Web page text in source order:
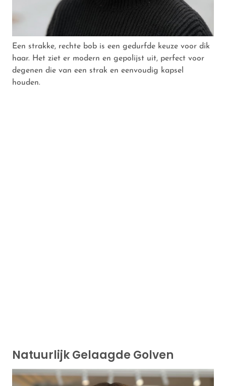
Een strakke, rechte bob is een gedurfde keuze voor dik
haar. Het ziet er modern en gepolijst uit, perfect voor
degenen die van een strak en eenvoudig kapsel
houden.
Natuurlijk Gelaagde Golven